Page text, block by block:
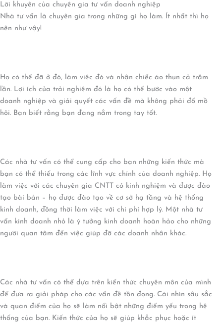
Lời khuyên của chuyên gia tư vấn doanh nghiệp
Nhà tư vấn là chuyên gia trong những gì họ làm. Ít nhất thì họ
nên như vậy!
Họ có thể đã ở đó, làm việc đó và nhận chiếc áo thun cả trăm
lần. Lợi ích của trải nghiệm đó là họ có thể bước vào một
doanh nghiệp và giải quyết các vấn đề mà không phải đổ mồ
hôi. Bạn biết rằng bạn đang nắm trong tay tốt.
Các nhà tư vấn có thể cung cấp cho bạn những kiến ​​thức mà
bạn có thể thiếu trong các lĩnh vực chính của doanh nghiệp. Họ
làm việc với các chuyên gia CNTT có kinh nghiệm và được đào
tạo bài bản – họ được đào tạo về cơ sở hạ tầng và hệ thống
kinh doanh, đồng thời làm việc với chi phí hợp lý. Một nhà tư
vấn kinh doanh nhỏ là ý tưởng kinh doanh hoàn hảo cho những
người quan tâm đến việc giúp đỡ các doanh nhân khác.
Các nhà tư vấn có thể dựa trên kiến ​​thức chuyên môn của mình
để đưa ra giải pháp cho các vấn đề tồn đọng. Cái nhìn sâu sắc
và quan điểm của họ sẽ làm nổi bật những điểm yếu trong hệ
thống của bạn. Kiến thức của họ sẽ giúp khắc phục hoặc ít